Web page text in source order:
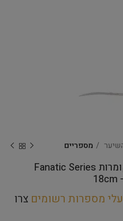
מספריים
Yento – מספריים מקומרות Fanatic Series
18cm
מספרות רשומים צרו